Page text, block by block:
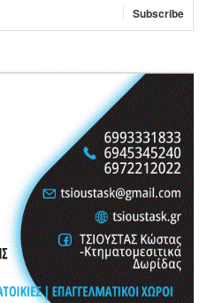
Subscribe